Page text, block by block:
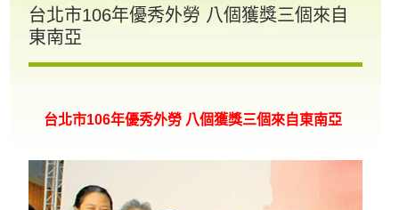
台北市106年優秀外勞 八個獲獎三個來自
東南亞
台北市106年優秀外勞 八個獲獎三個來自東南亞